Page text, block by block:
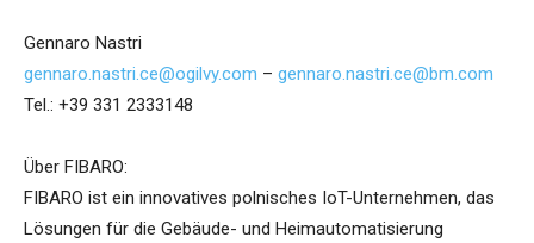
Gennaro Nastri
gennaro.nastri.ce@ogilvy.com – gennaro.nastri.ce@bm.com
Tel.: +39 331 2333148
Über FIBARO:
FIBARO ist ein innovatives polnisches IoT-Unternehmen, das
Lösungen für die Gebäude- und Heimautomatisierung